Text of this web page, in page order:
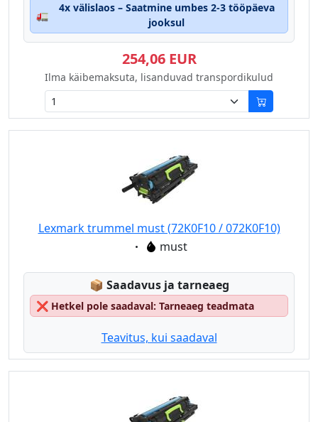
🚛
4x välislaos – Saatmine umbes 2-3 tööpäeva
jooksul
254,06 EUR
Ilma käibemaksuta, lisanduvad transpordikulud
Lexmark trummel must (72K0F10 / 072K0F10)
Eigenschaft:
must
📦 Lagerstatus:
Saadavus ja tarneaeg
❌ Hetkel pole saadaval: Tarneaeg teadmata
Teavitus, kui saadaval